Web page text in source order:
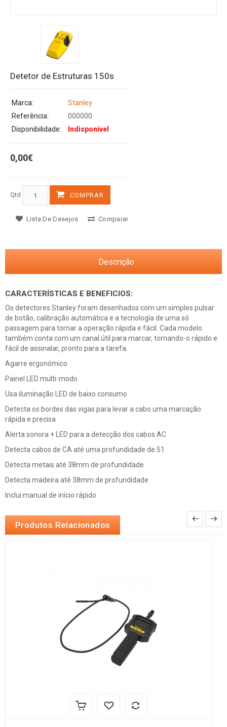
Detetor de Estruturas 150s
Marca:
Stanley
Referência:
000000
Disponibilidade:
Indisponível
0,00€
Qtd COMPRAR
Lista De Desejos Comparar
Descrição
CARACTERÍSTICAS E BENEFICIOS:
Os detectores Stanley foram desenhados com um simples pulsar
de botão, calibração automática e a tecnología de uma só
passagem para tornar a operação rápida e fácil. Cada modelo
também conta com um canal útil para marcar, tornando-o rápido e
fácil de assinalar, pronto para a tarefa.
Agarre ergonómico
Painel LED multi-modo
Usa iluminação LED de baixo consumo
Detecta os bordes das vigas para levar a cabo uma marcação
rápida e precisa
Alerta sonora + LED para a detecção dos cabos AC
Detecta cabos de CA até uma profundidade de 51
Detecta metais até 38mm de profundidade
Detecta madeira até 38mm de profundidade
Inclui manual de início rápido
Produtos Relacionados